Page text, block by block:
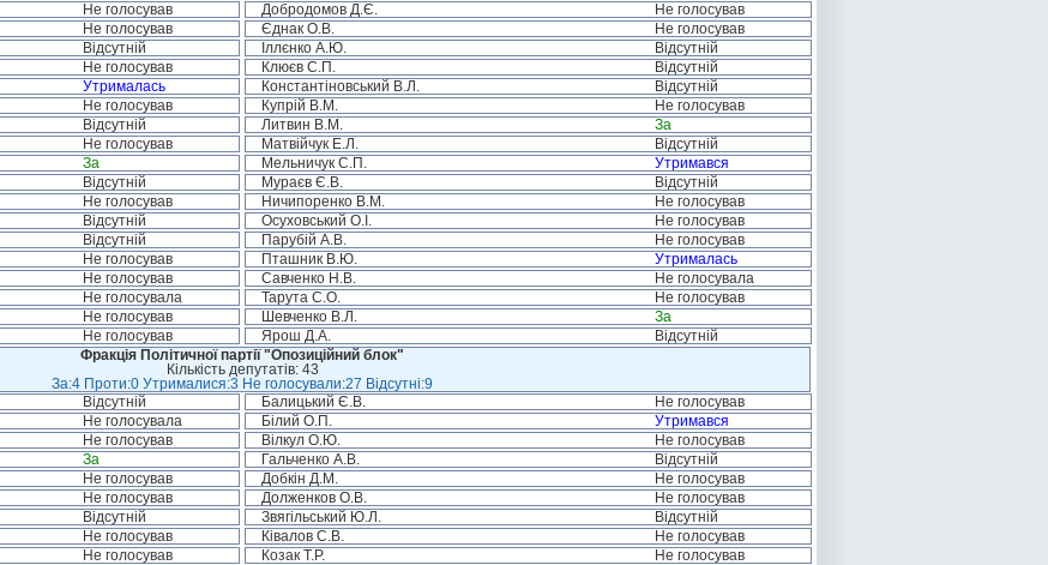
Не голосував Добродомов Д.Є.
Не голосував
Не голосував Єднак О.В.
Не голосував
Відсутній Іллєнко А.Ю.
Відсутній
Не голосував Клюєв С.П.
Відсутній
Утрималась Константіновський В.Л.
Відсутній
Не голосував Купрій В.М.
Не голосував
Відсутній Литвин В.М.
За
Не голосував Матвійчук Е.Л.
Відсутній
За Мельничук С.П.
Утримався
Відсутній Мураєв Є.В.
Відсутній
Не голосував Ничипоренко В.М.
Не голосував
Відсутній Осуховський О.І.
Не голосував
Відсутній Парубій А.В.
Не голосував
Не голосував Пташник В.Ю.
Утрималась
Не голосував Савченко Н.В.
Не голосувала
Не голосувала Тарута С.О.
Не голосував
Не голосував Шевченко В.Л.
За
Не голосував Ярош Д.А.
Відсутній
Фракція Політичної партії "Опозиційний блок"
Кількість депутатів: 43
За:4 Проти:0 Утрималися:3 Не голосували:27 Відсутні:9
Відсутній Балицький Є.В.
Не голосував
Не голосувала Білий О.П.
Утримався
Не голосував Вілкул О.Ю.
Не голосував
За Гальченко А.В.
Відсутній
Не голосував Добкін Д.М.
Не голосував
Не голосував Долженков О.В.
Не голосував
Відсутній Звягільський Ю.Л.
Відсутній
Не голосував Ківалов С.В.
Не голосував
Не голосував Козак Т.Р.
Не голосував